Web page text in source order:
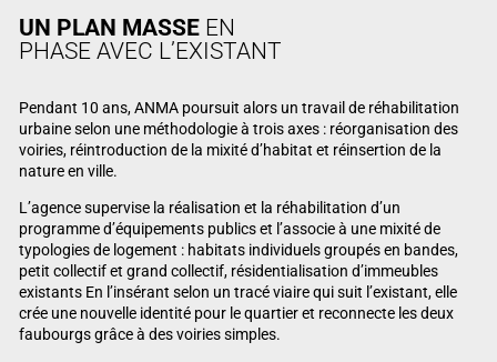
UN PLAN MASSE EN
PHASE AVEC L’EXISTANT
Pendant 10 ans, ANMA poursuit alors un travail de réhabilitation
urbaine selon une méthodologie à trois axes : réorganisation des
voiries, réintroduction de la mixité d’habitat et réinsertion de la
nature en ville.
L’agence supervise la réalisation et la réhabilitation d’un
programme d’équipements publics et l’associe à une mixité de
typologies de logement : habitats individuels groupés en bandes,
petit collectif et grand collectif, résidentialisation d’immeubles
existants En l’insérant selon un tracé viaire qui suit l’existant, elle
crée une nouvelle identité pour le quartier et reconnecte les deux
faubourgs grâce à des voiries simples.